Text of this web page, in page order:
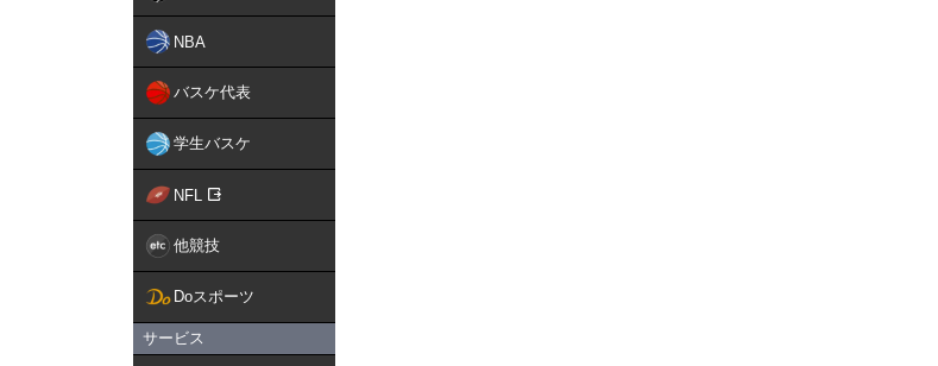
NBA
バスケ代表
学生バスケ
NFL
他競技
Doスポーツ
サービス